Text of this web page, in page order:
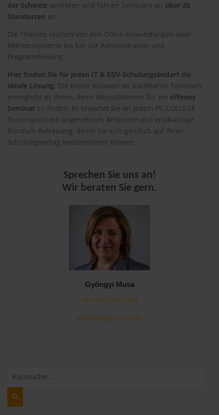
der Schweiz vertreten und führen Seminare an über 20
Standorten an.
Die Themen reichen von den Office-Anwendungen über
Betriebssysteme bis hin zur Administration und
Programmierung.
Hier finden Sie für jeden IT & EDV-Schulungsbedarf die
ideale Lösung. Die breite Auswahl an buchbaren Terminen
ermöglicht es Ihnen, Ihren Wunschtermin für ein offenes
Seminar zu finden. Es erwartet Sie an jedem PC-COLLEGE
Trainingsort ein angenehmes Ambiente und erstklassige
Rundum-Betreuung, damit Sie sich gänzlich auf Ihren
Schulungserfolg konzentrieren können
Sprechen Sie uns an!
Wir beraten Sie gern.
Gyöngyi Musa
+49 9402 503 193
info@pegasus-iq.de